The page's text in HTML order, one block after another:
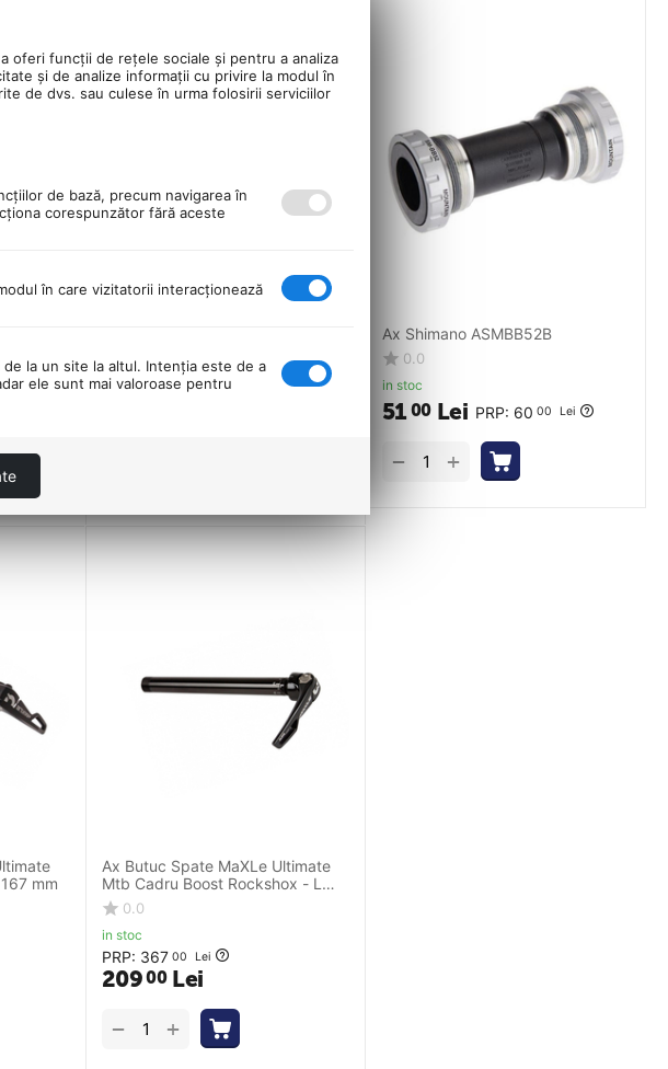
0.0
Ax Shimano ASMBB52B
0.0
in stoc
PRP: 60 00 Lei
5100 Lei
+
−
mm
Ax Butuc Spate MaXLe Ultimate
Mtb Cadru Boost Rockshox - L
188 mm
0.0
in stoc
PRP: 367 00 Lei
20900 Lei
+
−
oferi funcții de rețele sociale și pentru a analiza
și de analize informații cu privire la modul în
de dvs. sau culese în urma folosirii serviciilor
de bază, precum navigarea în
corespunzător fără aceste
în care vizitatorii interacţionează
la un site la altul. Intenţia este de a
ele sunt mai valoroase pentru